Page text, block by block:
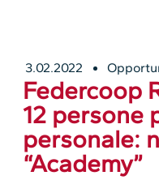
3.02.2022
Federcoop
12 persone
personale:
“Academy”